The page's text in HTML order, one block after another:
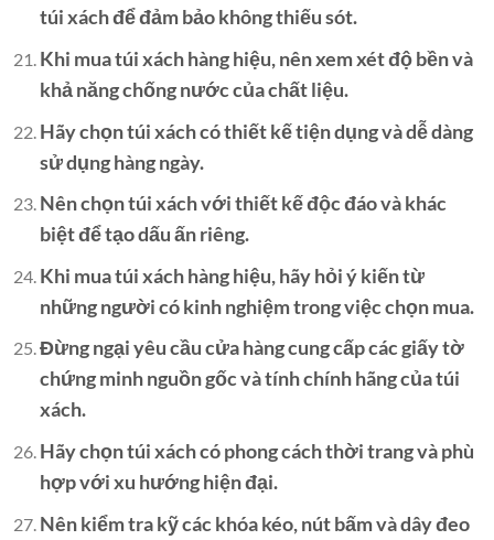
túi xách để đảm bảo không thiếu sót.
Khi mua túi xách hàng hiệu, nên xem xét độ bền và
khả năng chống nước của chất liệu.
Hãy chọn túi xách có thiết kế tiện dụng và dễ dàng
sử dụng hàng ngày.
Nên chọn túi xách với thiết kế độc đáo và khác
biệt để tạo dấu ấn riêng.
Khi mua túi xách hàng hiệu, hãy hỏi ý kiến từ
những người có kinh nghiệm trong việc chọn mua.
Đừng ngại yêu cầu cửa hàng cung cấp các giấy tờ
chứng minh nguồn gốc và tính chính hãng của túi
xách.
Hãy chọn túi xách có phong cách thời trang và phù
hợp với xu hướng hiện đại.
Nên kiểm tra kỹ các khóa kéo, nút bấm và dây đeo